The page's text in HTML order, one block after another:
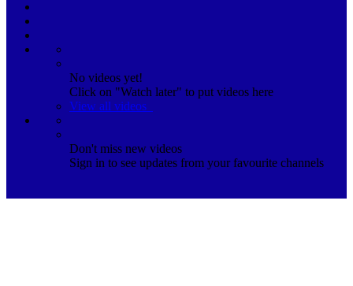
No videos yet!
Click on "Watch later" to put videos here
View all videos
Don't miss new videos
Sign in to see updates from your favourite channels